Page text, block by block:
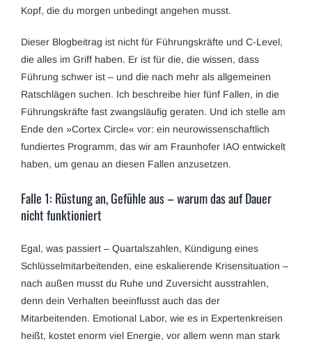
Kopf, die du morgen unbedingt angehen musst.
Dieser Blogbeitrag ist nicht für Führungskräfte und C-Level,
die alles im Griff haben. Er ist für die, die wissen, dass
Führung schwer ist – und die nach mehr als allgemeinen
Ratschlägen suchen. Ich beschreibe hier fünf Fallen, in die
Führungskräfte fast zwangsläufig geraten. Und ich stelle am
Ende den »Cortex Circle« vor: ein neurowissenschaftlich
fundiertes Programm, das wir am Fraunhofer IAO entwickelt
haben, um genau an diesen Fallen anzusetzen.
Falle 1: Rüstung an, Gefühle aus – warum das auf Dauer
nicht funktioniert
Egal, was passiert – Quartalszahlen, Kündigung eines
Schlüsselmitarbeitenden, eine eskalierende Krisensituation –
nach außen musst du Ruhe und Zuversicht ausstrahlen,
denn dein Verhalten beeinflusst auch das der
Mitarbeitenden. Emotional Labor, wie es in Expertenkreisen
heißt, kostet enorm viel Energie, vor allem wenn man stark